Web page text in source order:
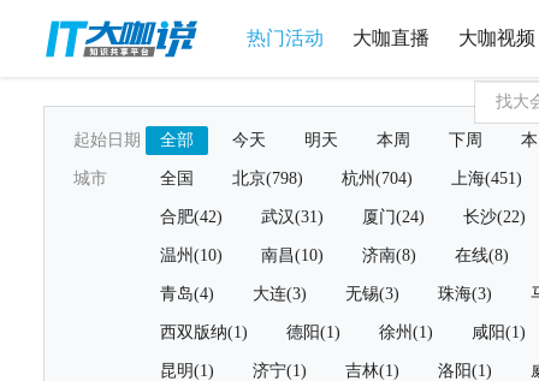
热门活动 大咖直播 大咖视频
起始日期 全部 今天 明天 本周 下周
城市 全国 北京(798) 杭州(704) 上海(451)
合肥(42) 武汉(31) 厦门(24) 长沙(22)
温州(10) 南昌(10) 济南(8) 在线(8)
青岛(4) 大连(3) 无锡(3) 珠海(3)
西双版纳(1) 德阳(1) 徐州(1) 咸阳(1)
昆明(1) 济宁(1) 吉林(1) 洛阳(1)